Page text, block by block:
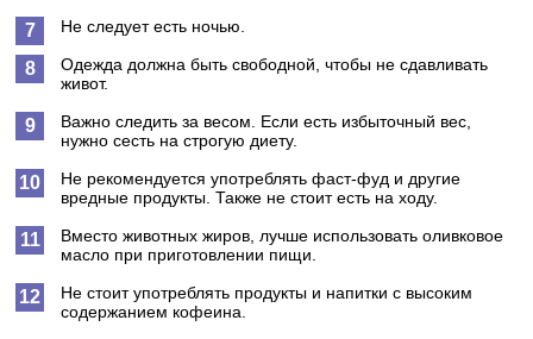
Не следует есть ночью.
Одежда должна быть свободной, чтобы не сдавливать
живот.
Важно следить за весом. Если есть избыточный вес,
нужно сесть на строгую диету.
Не рекомендуется употреблять фаст-фуд и другие
вредные продукты. Также не стоит есть на ходу.
Вместо животных жиров, лучше использовать оливковое
масло при приготовлении пищи.
Не стоит употреблять продукты и напитки с высоким
содержанием кофеина.